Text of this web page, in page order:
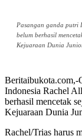
Pasangan ganda putri
belum berhasil
Kejuaraan Dunia
Indonesia Rachel
berhasil mencetak
Kejuaraan Dunia
Rachel/Trias harus